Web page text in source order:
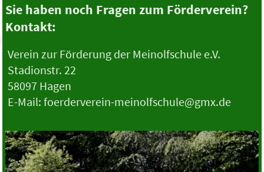
Sie haben noch Fragen zum Förderverein?
Kontakt:
Verein zur Förderung der Meinolfschule e.V.
Stadionstr. 22
58097 Hagen
E-Mail: foerderverein-meinolfschule@gmx.de